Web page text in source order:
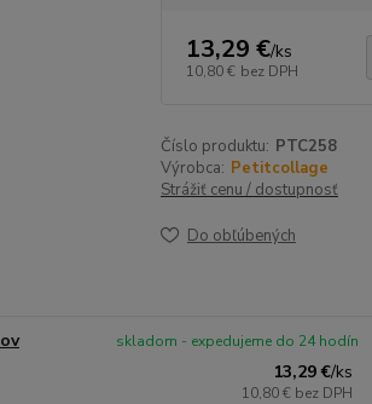
13,29 €/ks
10,80 € bez DPH
Číslo produktu: PTC258
Výrobca: Petitcollage
Strážiť cenu / dostupnosť
Do obľúbených
13,29 €/ks
10,80 € bez DPH
skladom - expedujeme do 24 hodín